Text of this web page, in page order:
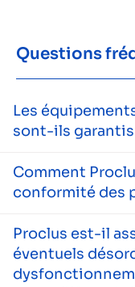
Questions
Les
sont-ils garantis
Comment
conformité des
Proclus est-il
éventuels